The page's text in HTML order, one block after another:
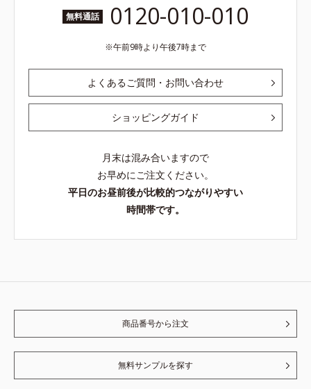
無料通話 0120-010-010
午前9時より午後7時まで
よくあるご質問・お問い合わせ
ショッピングガイド
月末は混み合いますので
お早めにご注文ください。
平日のお昼前後が比較的つながりやすい
時間帯です。
商品番号から注文
無料サンプルを探す